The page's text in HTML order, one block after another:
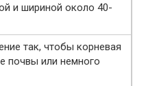
и шириной около 40-
так, чтобы корневая
почвы или немного